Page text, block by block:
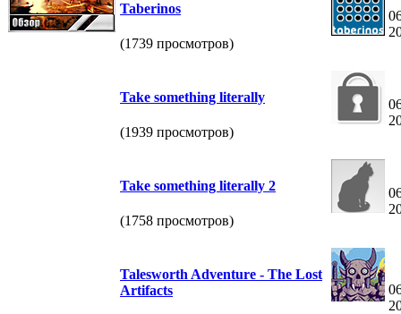
Taberinos
(1739 просмотров)
Take something literally
(1939 просмотров)
Take something literally 2
(1758 просмотров)
Talesworth Adventure - The Lost
Artifacts